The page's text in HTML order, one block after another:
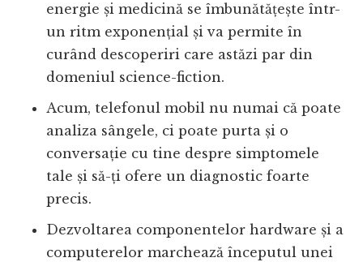
energie și medicină se îmbunătățește într-
un ritm exponențial și va permite în
curând descoperiri care astăzi par din
domeniul science-fiction.
Acum, telefonul mobil nu numai că poate
analiza sângele, ci poate purta și o
conversație cu tine despre simptomele
tale și să-ți ofere un diagnostic foarte
precis.
Dezvoltarea componentelor hardware și a
computerelor marchează începutul unei